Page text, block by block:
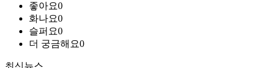
좋아요0
화나요0
슬퍼요0
더 궁금해요0